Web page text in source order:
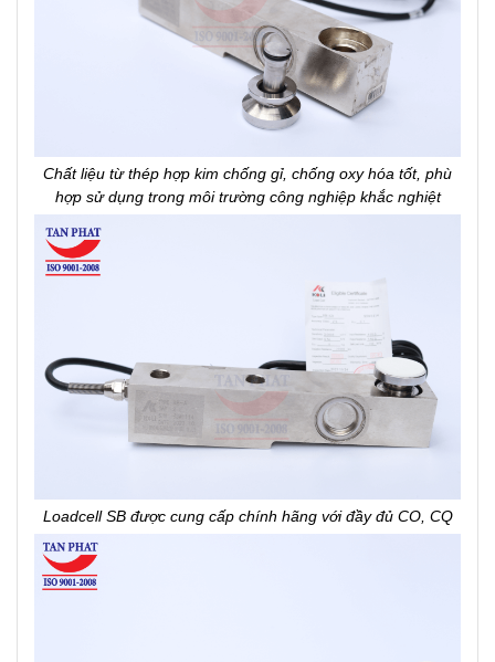
Chất liệu từ thép hợp kim chống gỉ, chống oxy hóa tốt, phù
hợp sử dụng trong môi trường công nghiệp khắc nghiệt
Loadcell SB được cung cấp chính hãng với đầy đủ CO, CQ